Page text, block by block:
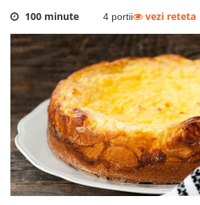
100 minute 4 portii vezi reteta